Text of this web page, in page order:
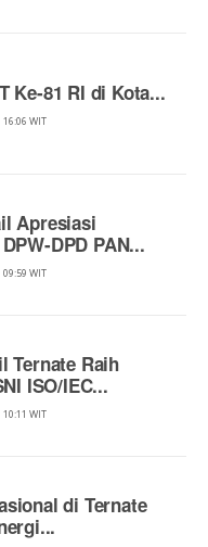
Ke-81 RI di Kota...
WIT
Apresiasi
DPD PAN...
WIT
Ternate Raih
ISO/IEC...
WIT
di Ternate